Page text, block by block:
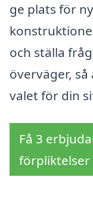
ge plats för
och ställa
överväger,
valet för din
Få 3
förpliktelser